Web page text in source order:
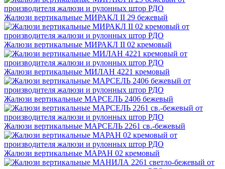
Жалюзи вертикальные МИРАКЛ II 29 бежевый
Жалюзи вертикальные МИРАКЛ II 02 кремовый
Жалюзи вертикальные МИЛАН 4221 кремовый
Жалюзи вертикальные МАРСЕЛЬ 2406 бежевый
Жалюзи вертикальные МАРСЕЛЬ 2261 св.-бежевый
Жалюзи вертикальные МАРАН 02 кремовый